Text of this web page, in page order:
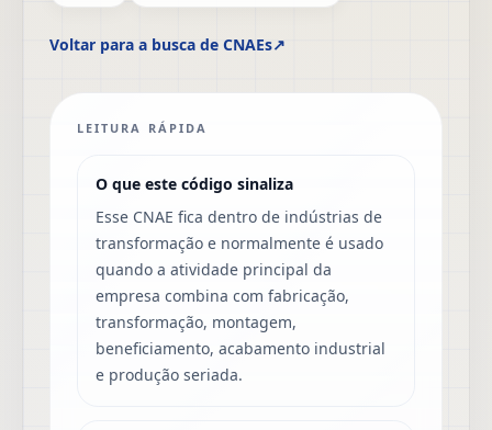
Voltar para a busca de CNAEs↗
LEITURA RÁPIDA
O que este código sinaliza
Esse CNAE fica dentro de indústrias de
transformação e normalmente é usado
quando a atividade principal da
empresa combina com fabricação,
transformação, montagem,
beneficiamento, acabamento industrial
e produção seriada.